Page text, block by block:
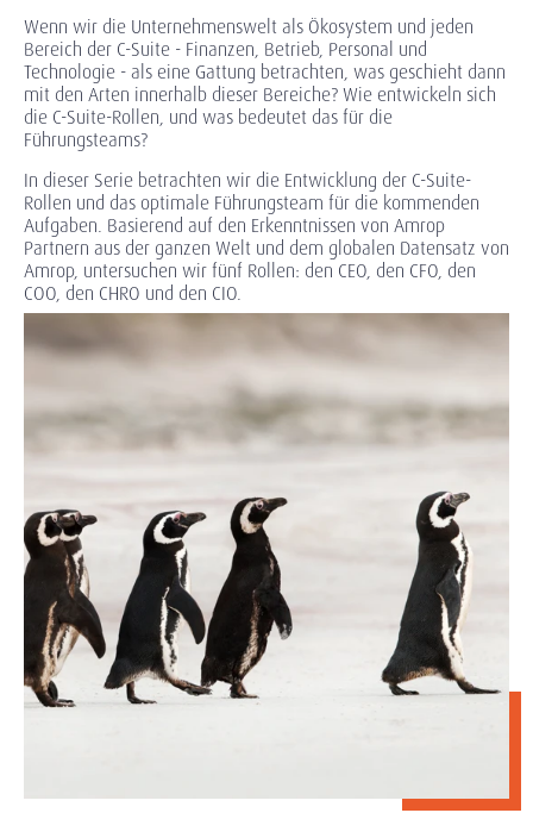
Wenn wir die Unternehmenswelt als Ökosystem und jeden
Bereich der C-Suite - Finanzen, Betrieb, Personal und
Technologie - als eine Gattung betrachten, was geschieht dann
mit den Arten innerhalb dieser Bereiche? Wie entwickeln sich
die C-Suite-Rollen, und was bedeutet das für die
Führungsteams?
In dieser Serie betrachten wir die Entwicklung der C-Suite-
Rollen und das optimale Führungsteam für die kommenden
Aufgaben. Basierend auf den Erkenntnissen von Amrop
Partnern aus der ganzen Welt und dem globalen Datensatz von
Amrop, untersuchen wir fünf Rollen: den CEO, den CFO, den
COO, den CHRO und den CIO.